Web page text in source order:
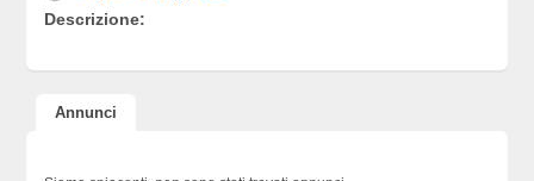
Descrizione:
Annunci